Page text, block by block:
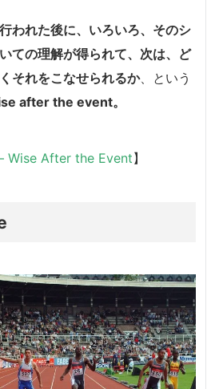
われた後に、いろいろ、そのシ
ての理解が得られて、次は、ど
それをこなせられるか、という
after the event。
Wise After the Event】